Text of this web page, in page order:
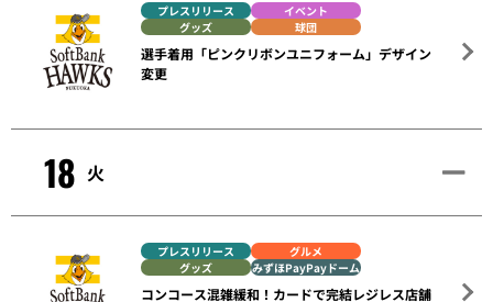
プレスリリース
イベント
グッズ
球団
選手着用「ピンクリボンユニフォーム」デザイン
変更
18 火
プレスリリース
グルメ
グッズ
みずほPayPayドーム
コンコース混雑緩和！カードで完結レジレス店舗